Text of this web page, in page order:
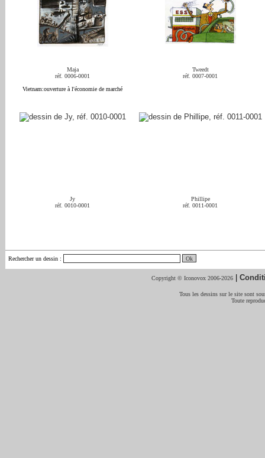
Maja
réf. 0006-0001
Vietnam:ouverture à l'économie de marché
Tweedt
réf. 0007-0001
Jy
réf. 0010-0001
Phillipe
réf. 0011-0001
Rechercher un dessin :
Copyright © Iconovox 2006-2026 |
Tous les dessins sur le site sont
Toute